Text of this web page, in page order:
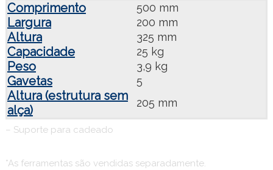
Comprimento 500 mm
Largura 200 mm
Altura 325 mm
Capacidade 25 kg
Peso 3,9 kg
Gavetas 5
Altura (estrutura sem
alça)
205 mm
– Suporte para cadeado
*As ferramentas são vendidas separadamente.